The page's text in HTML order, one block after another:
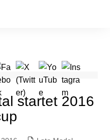
startet 2016